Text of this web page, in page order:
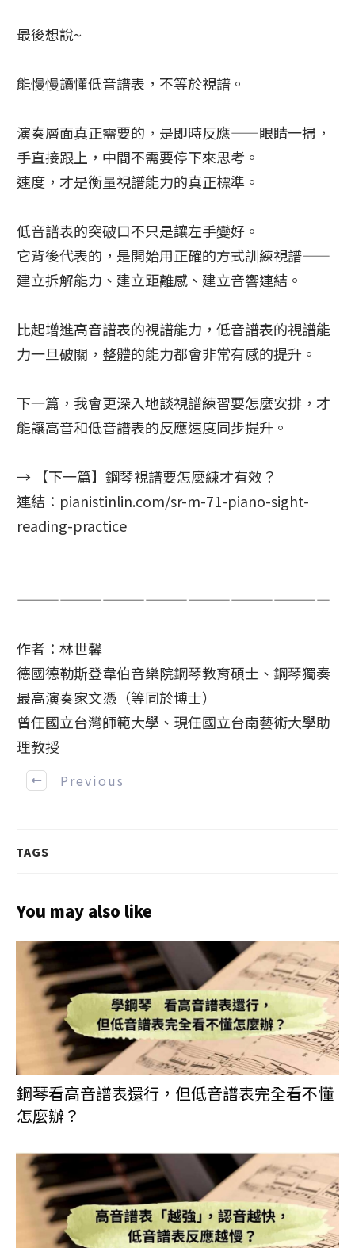
最後想說~
能慢慢讀懂低音譜表，不等於視譜。
演奏層面真正需要的，是即時反應——眼睛一掃，
手直接跟上，中間不需要停下來思考。
速度，才是衡量視譜能力的真正標準。
低音譜表的突破口不只是讓左手變好。
它背後代表的，是開始用正確的方式訓練視譜——
建立拆解能力、建立距離感、建立音響連結。
比起增進高音譜表的視譜能力，低音譜表的視譜能
力一旦破關，整體的能力都會非常有感的提升。
下一篇，我會更深入地談視譜練習要怎麼安排，才
能讓高音和低音譜表的反應速度同步提升。
→ 【下一篇】鋼琴視譜要怎麼練才有效？
連結：pianistinlin.com/sr-m-71-piano-sight-
reading-practice
——————————————————————
作者：林世馨
德國德勒斯登韋伯音樂院鋼琴教育碩士、鋼琴獨奏
最高演奏家文憑（等同於博士）
曾任國立台灣師範大學、現任國立台南藝術大學助
理教授
Previous
TAGS
You may also like
鋼琴看高音譜表還行，但低音譜表完全看不懂
怎麼辦？